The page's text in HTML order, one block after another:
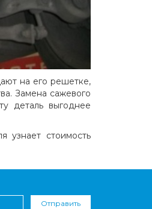
на его решетке,
Замена сажевого
деталь выгоднее
узнает стоимость
Отправить